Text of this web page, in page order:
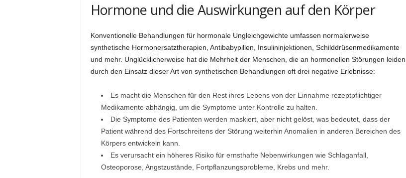
Hormone und die Auswirkungen auf den Körper
Konventionelle Behandlungen für hormonale Ungleichgewichte umfassen normalerweise
synthetische Hormonersatztherapien, Antibabypillen, Insulininjektionen, Schilddrüsenmedikamente
und mehr. Unglücklicherweise hat die Mehrheit der Menschen, die an hormonellen Störungen leiden,
durch den Einsatz dieser Art von synthetischen Behandlungen oft drei negative Erlebnisse:
Es macht die Menschen für den Rest ihres Lebens von der Einnahme rezeptpflichtiger
Medikamente abhängig, um die Symptome unter Kontrolle zu halten.
Die Symptome des Patienten werden maskiert, aber nicht gelöst, was bedeutet, dass der
Patient während des Fortschreitens der Störung weiterhin Anomalien in anderen Bereichen des
Körpers entwickeln kann.
Es verursacht ein höheres Risiko für ernsthafte Nebenwirkungen wie Schlaganfall,
Osteoporose, Angstzustände, Fortpflanzungsprobleme, Krebs und mehr.